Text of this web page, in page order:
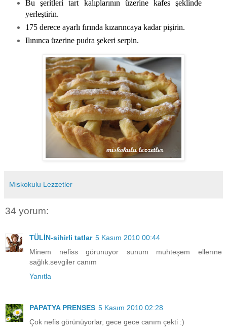
Bu şeritleri tart kalıplarının üzerine kafes şeklinde
yerleştirin.
175 derece ayarlı fırında kızarıncaya kadar pişirin.
Ilınınca üzerine pudra şekeri serpin.
Miskokulu Lezzetler
34 yorum:
TÜLİN-sihirli tatlar 5 Kasım 2010 00:44
Minem nefiss görunuyor sunum muhteşem ellerıne
sağlık.sevgiler canım
Yanıtla
PAPATYA PRENSES 5 Kasım 2010 02:28
Çok nefis görünüyorlar, gece gece canım çekti :)